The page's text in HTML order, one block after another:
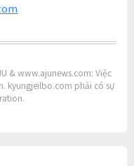
& www.ajunews.com: Việc
kyungjeilbo.com phải có sự